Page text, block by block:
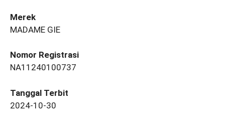
Merek
MADAME GIE
Nomor Registrasi
NA11240100737
Tanggal Terbit
2024-10-30